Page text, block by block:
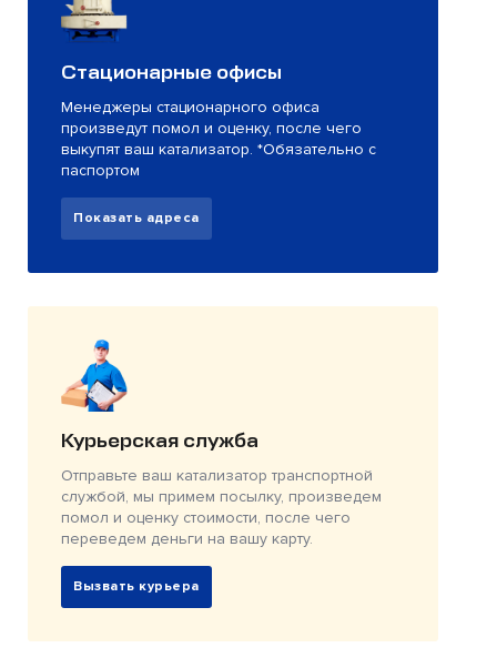
Стационарные офисы
Менеджеры стационарного офиса
произведут помол и оценку, после чего
выкупят ваш катализатор. *Обязательно с
паспортом
Показать адреса
Курьерская служба
Отправьте ваш катализатор транспортной
службой, мы примем посылку, произведем
помол и оценку стоимости, после чего
переведем деньги на вашу карту.
Вызвать курьера